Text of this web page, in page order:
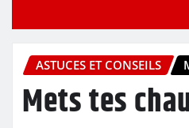
ASTUCES ET CONSEILS
Mets tes